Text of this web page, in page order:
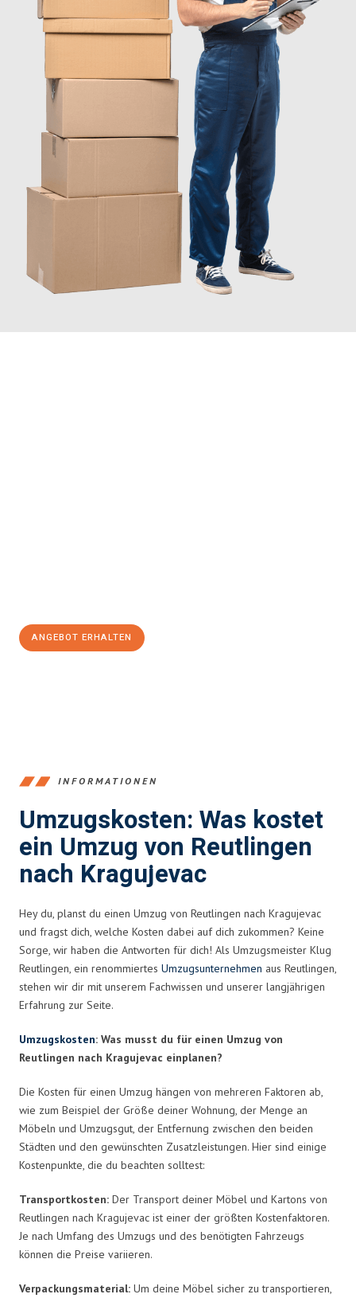
ANGEBOT ERHALTEN
INFORMATIONEN
Umzugskosten: Was kostet
ein Umzug von Reutlingen
nach Kragujevac
Hey du, planst du einen Umzug von Reutlingen nach Kragujevac
und fragst dich, welche Kosten dabei auf dich zukommen? Keine
Sorge, wir haben die Antworten für dich! Als Umzugsmeister Klug
Reutlingen, ein renommiertes Umzugsunternehmen aus Reutlingen,
stehen wir dir mit unserem Fachwissen und unserer langjährigen
Erfahrung zur Seite.
Umzugskosten: Was musst du für einen Umzug von
Reutlingen nach Kragujevac einplanen?
Die Kosten für einen Umzug hängen von mehreren Faktoren ab,
wie zum Beispiel der Größe deiner Wohnung, der Menge an
Möbeln und Umzugsgut, der Entfernung zwischen den beiden
Städten und den gewünschten Zusatzleistungen. Hier sind einige
Kostenpunkte, die du beachten solltest:
Transportkosten: Der Transport deiner Möbel und Kartons von
Reutlingen nach Kragujevac ist einer der größten Kostenfaktoren.
Je nach Umfang des Umzugs und des benötigten Fahrzeugs
können die Preise variieren.
Verpackungsmaterial: Um deine Möbel sicher zu transportieren,